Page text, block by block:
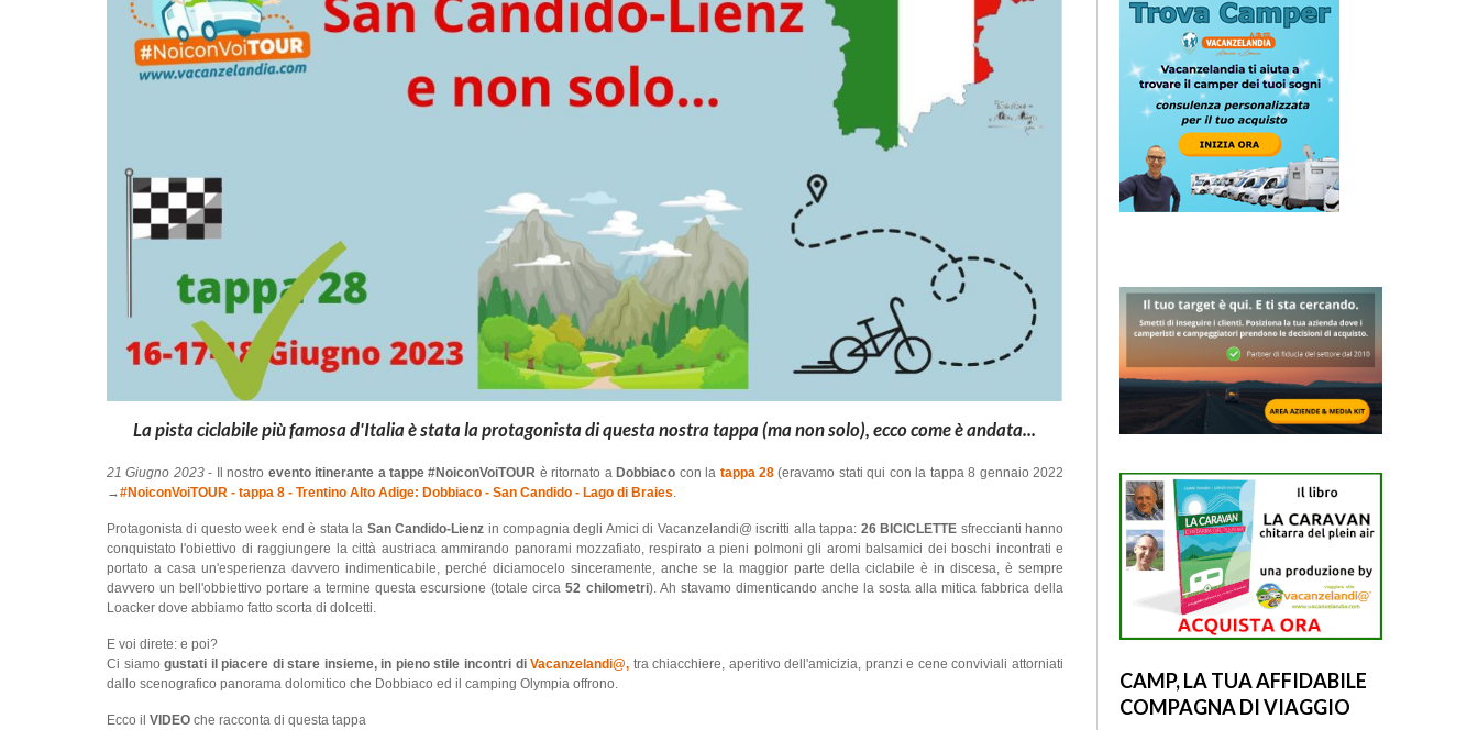
La pista ciclabile più famosa d'Italia è stata la protagonista di questa nostra tappa (ma non solo), ecco come è andata...
21 Giugno 2023- Il nostro evento itinerante a tappe #NoiconVoiTOUR è ritornato a Dobbiaco con la tappa 28 (eravamo stati qui con la tappa 8 gennaio 2022
→#NoiconVoiTOUR - tappa 8 - Trentino Alto Adige: Dobbiaco - San Candido - Lago di Braies.
Protagonista di questo week end è stata la San Candido-Lienz in compagnia degli Amici di Vacanzelandi@ iscritti alla tappa: 26 BICICLETTE sfreccianti hanno
conquistato l'obiettivo di raggiungere la città austriaca ammirando panorami mozzafiato, respirato a pieni polmoni gli aromi balsamici dei boschi incontrati e
portato a casa un'esperienza davvero indimenticabile, perché diciamocelo sinceramente, anche se la maggior parte della ciclabile è in discesa, è sempre
davvero un bell'obbiettivo portare a termine questa escursione (totale circa 52 chilometri). Ah stavamo dimenticando anche la sosta alla mitica fabbrica della
Loacker dove abbiamo fatto scorta di dolcetti.
E voi direte: e poi?
Ci siamogustati il piacere di stare insieme, in pieno stile incontri diVacanzelandi@, tra chiacchiere, aperitivo dell'amicizia, pranzi e cene conviviali attorniati
dallo scenografico panorama dolomitico che Dobbiaco ed il camping Olympia offrono.
Ecco il VIDEO che racconta di questa tappa
CAMP, LA TUA AFFIDABILE
COMPAGNA DI VIAGGIO